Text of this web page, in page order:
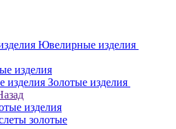
Ювелирные изделия
изделия
Золотые изделия
изделия
золотые